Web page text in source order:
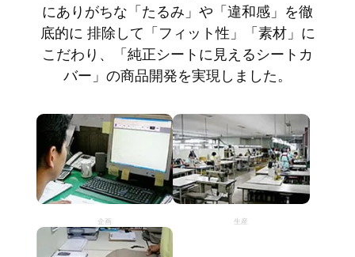
にありがちな「たるみ」や「違和感」を徹
底的に 排除して「フィット性」「素材」に
こだわり、「純正シートに見えるシートカ
バー」の商品開発を実現しました。
企画 生産